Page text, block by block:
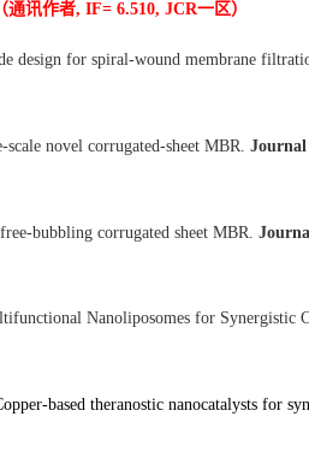
（通讯作者, IF= 6.510, JCR一区）
design for spiral-wound membrane
novel corrugated-sheet MBR. Journal
bubbling corrugated sheet MBR.
Nanoliposomes for Synergistic
based theranostic nanocatalysts for